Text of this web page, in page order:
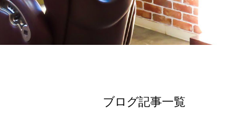
ブログ記事一覧